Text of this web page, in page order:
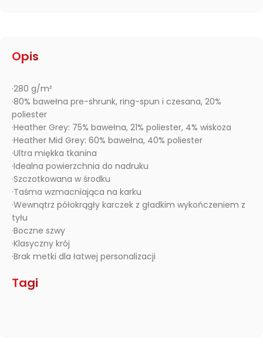
Opis
·280 g/m²
·80% bawełna pre-shrunk, ring-spun i czesana, 20%
poliester
·Heather Grey: 75% bawełna, 21% poliester, 4% wiskoza
·Heather Mid Grey: 60% bawełna, 40% poliester
·Ultra miękka tkanina
·Idealna powierzchnia do nadruku
·Szczotkowana w środku
·Taśma wzmacniająca na karku
·Wewnątrz półokrągły karczek z gładkim wykończeniem z
tyłu
·Boczne szwy
·Klasyczny krój
·Brak metki dla łatwej personalizacji
Tagi